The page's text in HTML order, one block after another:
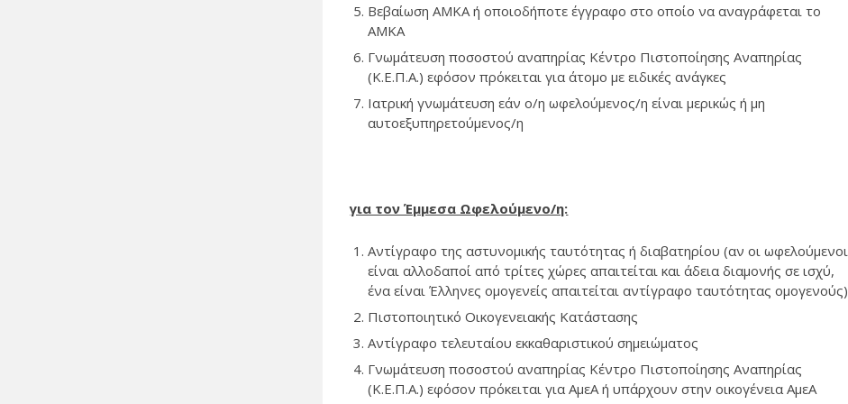
Βεβαίωση ΑΜΚΑ ή οποιοδήποτε έγγραφο στο οποίο να αναγράφεται το
ΑΜΚΑ
Γνωμάτευση ποσοστού αναπηρίας Κέντρο Πιστοποίησης Αναπηρίας
(Κ.Ε.Π.Α.) εφόσον πρόκειται για άτομο με ειδικές ανάγκες
Ιατρική γνωμάτευση εάν ο/η ωφελούμενος/η είναι μερικώς ή μη
αυτοεξυπηρετούμενος/η
για τον Έμμεσα Ωφελούμενο/η:
Αντίγραφο της αστυνομικής ταυτότητας ή διαβατηρίου (αν οι ωφελούμενοι
είναι αλλοδαποί από τρίτες χώρες απαιτείται και άδεια διαμονής σε ισχύ,
ένα είναι Έλληνες ομογενείς απαιτείται αντίγραφο ταυτότητας ομογενούς)
Πιστοποιητικό Οικογενειακής Κατάστασης
Αντίγραφο τελευταίου εκκαθαριστικού σημειώματος
Γνωμάτευση ποσοστού αναπηρίας Κέντρο Πιστοποίησης Αναπηρίας
(Κ.Ε.Π.Α.) εφόσον πρόκειται για ΑμεΑ ή υπάρχουν στην οικογένεια ΑμεΑ